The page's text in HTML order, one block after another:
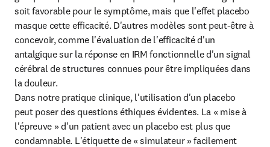
soit favorable pour le symptôme, mais que l'effet placebo
masque cette efficacité. D'autres modèles sont peut-être à
concevoir, comme l'évaluation de l'efficacité d'un
antalgique sur la réponse en IRM fonctionnelle d'un signal
cérébral de structures connues pour être impliquées dans
la douleur.
Dans notre pratique clinique, l'utilisation d'un placebo
peut poser des questions éthiques évidentes. La « mise à
l'épreuve » d'un patient avec un placebo est plus que
condamnable. L'étiquette de « simulateur » facilement